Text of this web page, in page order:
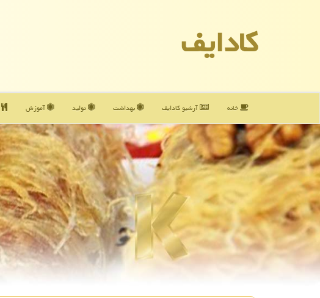
كادایف
خانه آرشیو كادایف بهداشت تولید آموزش